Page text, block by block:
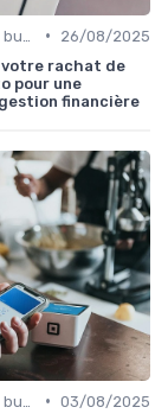
•
26/08/2025
votre rachat de
pour une
financière
• 03/08/2025